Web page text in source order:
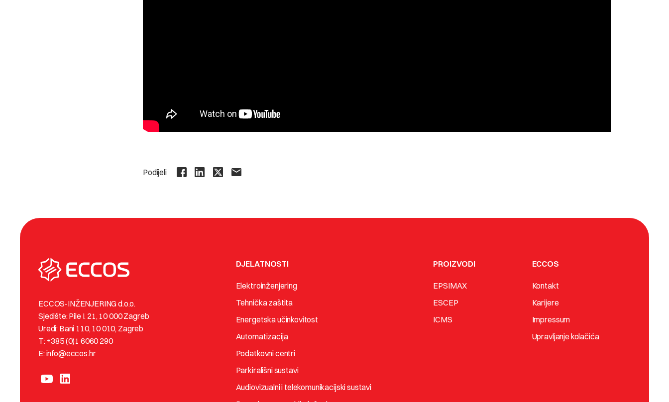
Podijeli
ECCOS-INŽENJERING d.o.o.
Sjedište: Pile I. 21, 10 000 Zagreb
Uredi: Bani 110, 10 010, Zagreb
T: +385 (0)1 6060 290
E: info@eccos.hr
DJELATNOSTI
Elektroinženjering
Tehnička zaštita
Energetska učinkovitost
Automatizacija
Podatkovni centri
Parkirališni sustavi
Audiovizualni i telekomunikacijski sustavi
PROIZVODI
EPSIMAX
ESCEP
ICMS
ECCOS
Kontakt
Karijere
Impressum
Upravljanje kolačića